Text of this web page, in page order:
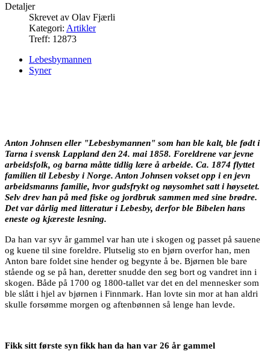
Detaljer
Skrevet av Olav Fjærli
Kategori: Artikler
Treff: 12873
Lebesbymannen
Syner
Anton Johnsen eller "Lebesbymannen" som han ble kalt, ble født i
Tarna i svensk Lappland den 24. mai 1858. Foreldrene var jevne
arbeidsfolk, og barna måtte tidlig lære å arbeide. Ca. 1874 flyttet
familien til Lebesby i Norge. Anton Johnsen vokset opp i en jevn
arbeidsmanns familie, hvor gudsfrykt og nøysomhet satt i høysetet.
Selv drev han på med fiske og jordbruk sammen med sine brødre.
Det var dårlig med litteratur i Lebesby, derfor ble Bibelen hans
eneste og kjæreste lesning.
Da han var syv år gammel var han ute i skogen og passet på sauene
og kuene til sine foreldre. Plutselig sto en bjørn overfor han, men
Anton bare foldet sine hender og begynte å be. Bjørnen ble bare
stående og se på han, deretter snudde den seg bort og vandret inn i
skogen. Både på 1700 og 1800-tallet var det en del mennesker som
ble slått i hjel av bjørnen i Finnmark. Han lovte sin mor at han aldri
skulle forsømme morgen og aftenbønnen så lenge han levde.
Fikk sitt første syn fikk han da han var 26 år gammel